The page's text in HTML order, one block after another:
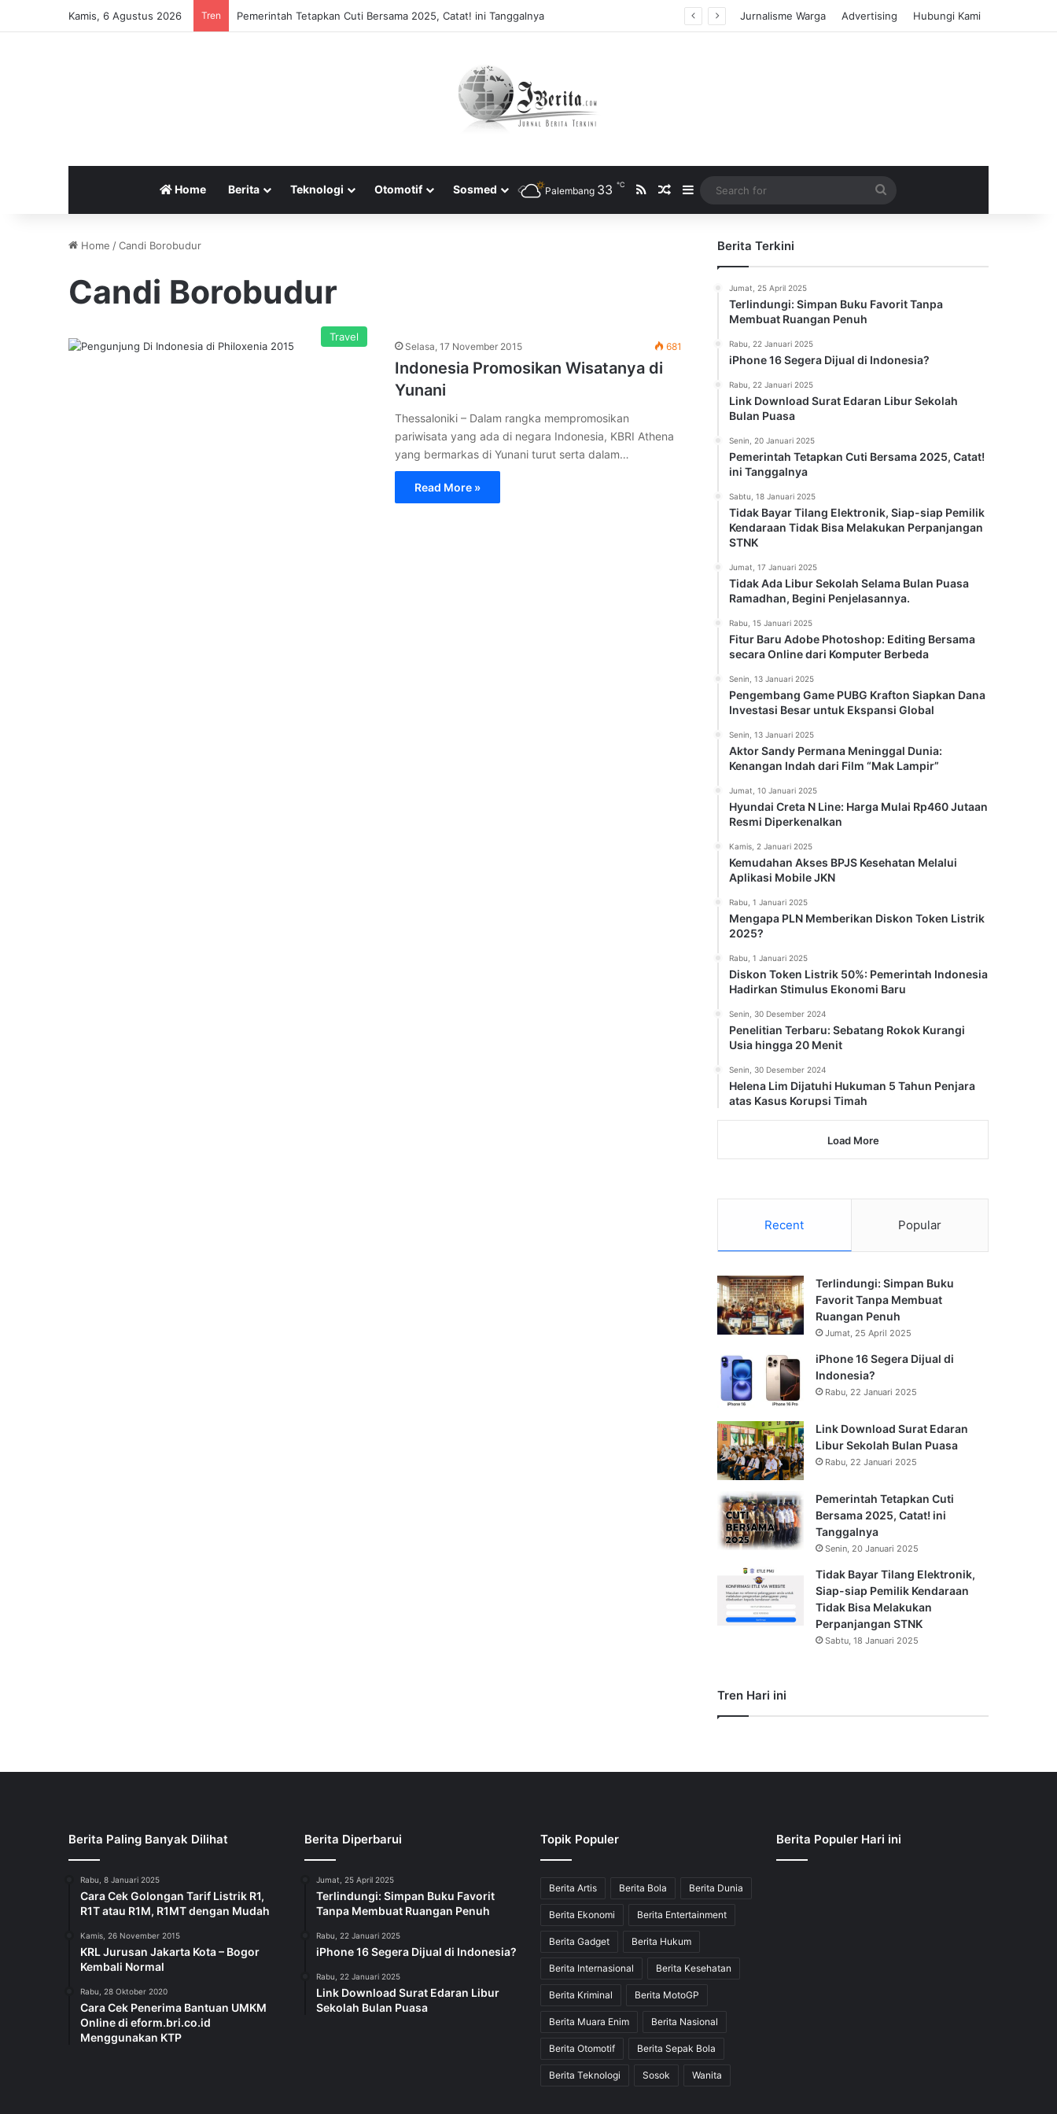
Kamis, 6 Agustus 2026 Tren Pemerintah Tetapkan Cuti Bersama 2025, Catat! ini Tanggalnya Jurnalisme Warga Advertising Hubungi Kami
Home Berita Teknologi Otomotif Sosmed Palembang 33 ℃ RSSRandom Article
Sidebar
for
Home /Candi Borobudur
Candi Borobudur
Travel
Selasa, 17 November 2015 681
Indonesia Promosikan Wisatanya di
Yunani
Thessaloniki – Dalam rangka mempromosikan
pariwisata yang ada di negara Indonesia, KBRI Athena
yang bermarkas di Yunani turut serta dalam…
Read More »
Berita Terkini
Jumat, 25 April 2025
Terlindungi: Simpan Buku Favorit Tanpa
Membuat Ruangan Penuh
Rabu, 22 Januari 2025
iPhone 16 Segera Dijual di Indonesia?
Rabu, 22 Januari 2025
Link Download Surat Edaran Libur Sekolah
Bulan Puasa
Senin, 20 Januari 2025
Pemerintah Tetapkan Cuti Bersama 2025, Catat!
ini Tanggalnya
Sabtu, 18 Januari 2025
Tidak Bayar Tilang Elektronik, Siap-siap Pemilik
Kendaraan Tidak Bisa Melakukan Perpanjangan
STNK
Jumat, 17 Januari 2025
Tidak Ada Libur Sekolah Selama Bulan Puasa
Ramadhan, Begini Penjelasannya.
Rabu, 15 Januari 2025
Fitur Baru Adobe Photoshop: Editing Bersama
secara Online dari Komputer Berbeda
Senin, 13 Januari 2025
Pengembang Game PUBG Krafton Siapkan Dana
Investasi Besar untuk Ekspansi Global
Senin, 13 Januari 2025
Aktor Sandy Permana Meninggal Dunia:
Kenangan Indah dari Film “Mak Lampir”
Jumat, 10 Januari 2025
Hyundai Creta N Line: Harga Mulai Rp460 Jutaan
Resmi Diperkenalkan
Kamis, 2 Januari 2025
Kemudahan Akses BPJS Kesehatan Melalui
Aplikasi Mobile JKN
Rabu, 1 Januari 2025
Mengapa PLN Memberikan Diskon Token Listrik
2025?
Rabu, 1 Januari 2025
Diskon Token Listrik 50%: Pemerintah Indonesia
Hadirkan Stimulus Ekonomi Baru
Senin, 30 Desember 2024
Penelitian Terbaru: Sebatang Rokok Kurangi
Usia hingga 20 Menit
Senin, 30 Desember 2024
Helena Lim Dijatuhi Hukuman 5 Tahun Penjara
atas Kasus Korupsi Timah
Load More
Recent Popular
Terlindungi: Simpan Buku
Favorit Tanpa Membuat
Ruangan Penuh
Jumat, 25 April 2025
iPhone 16 Segera Dijual di
Indonesia?
Rabu, 22 Januari 2025
Link Download Surat Edaran
Libur Sekolah Bulan Puasa
Rabu, 22 Januari 2025
Pemerintah Tetapkan Cuti
Bersama 2025, Catat! ini
Tanggalnya
Senin, 20 Januari 2025
Tidak Bayar Tilang Elektronik,
Siap-siap Pemilik Kendaraan
Tidak Bisa Melakukan
Perpanjangan STNK
Sabtu, 18 Januari 2025
Tren Hari ini
Berita Paling Banyak Dilihat
Rabu, 8 Januari 2025
Cara Cek Golongan Tarif Listrik R1,
R1T atau R1M, R1MT dengan Mudah
Kamis, 26 November 2015
KRL Jurusan Jakarta Kota – Bogor
Kembali Normal
Rabu, 28 Oktober 2020
Cara Cek Penerima Bantuan UMKM
Online di eform.bri.co.id
Menggunakan KTP
Berita Diperbarui
Jumat, 25 April 2025
Terlindungi: Simpan Buku Favorit
Tanpa Membuat Ruangan Penuh
Rabu, 22 Januari 2025
iPhone 16 Segera Dijual di Indonesia?
Rabu, 22 Januari 2025
Link Download Surat Edaran Libur
Sekolah Bulan Puasa
Topik Populer
Berita Artis Berita Bola Berita Dunia
Berita Ekonomi Berita Entertainment
Berita Gadget Berita Hukum
Berita Internasional Berita Kesehatan
Berita Kriminal Berita MotoGP
Berita Muara Enim Berita Nasional
Berita Otomotif Berita Sepak Bola
Berita Teknologi Sosok Wanita
Berita Populer Hari ini